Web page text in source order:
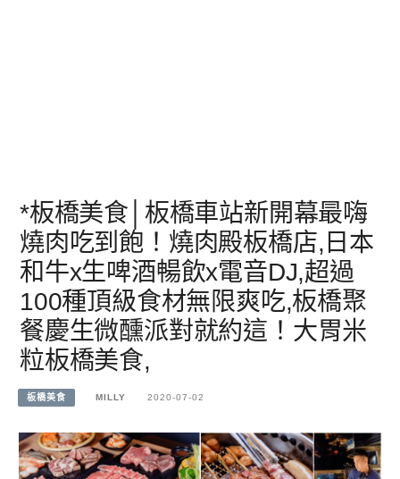
*板橋美食│板橋車站新開幕最嗨
燒肉吃到飽！燒肉殿板橋店,日本
和牛x生啤酒暢飲x電音DJ,超過
100種頂級食材無限爽吃,板橋聚
餐慶生微醺派對就約這！大胃米
粒板橋美食,
板橋美食 MILLY 2020-07-02